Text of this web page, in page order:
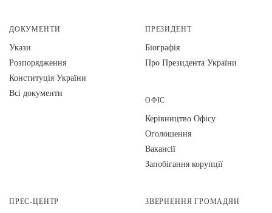
ДОКУМЕНТИ
Укази
Розпорядження
Конституція України
Всі документи
ПРЕЗИДЕНТ
Біографія
Про Президента України
ОФІС
Керівництво Офісу
Оголошення
Вакансії
Запобігання корупції
ПРЕС-ЦЕНТР ЗВЕРНЕННЯ ГРОМАДЯН